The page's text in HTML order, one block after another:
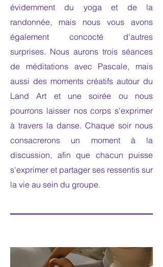
évidemment du yoga et de la
randonnée, mais nous vous avons
également concocté d'autres
surprises. Nous aurons trois séances
de méditations avec Pascale, mais
aussi des moments créatifs autour du
Land Art et une soirée ou nous
pourrons laisser nos corps s'exprimer
à travers la danse. Chaque soir nous
consacrerons un moment à la
discussion, afin que chacun puisse
s'exprimer et partager ses ressentis sur
la vie au sein du groupe.